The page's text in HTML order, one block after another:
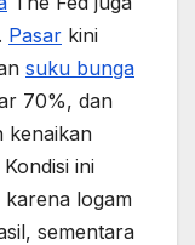
. Pasar kini
suku bunga
70%, dan
kenaikan
ini
logam
sementara